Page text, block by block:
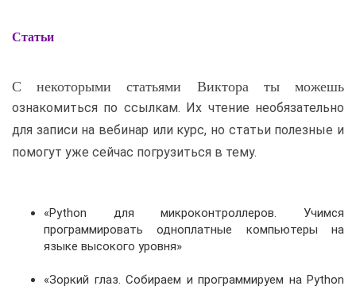
Статьи
С некоторыми статьями Виктора ты можешь
ознакомиться по ссылкам. Их чтение необязательно
для записи на вебинар или курс, но статьи полез­ные и
помогут уже сейчас погрузиться в тему.
«Python для микроконтроллеров. Учимся
программировать одноплатные компьютеры на
языке высокого уровня»
«Зоркий глаз. Собираем и программируем на Python